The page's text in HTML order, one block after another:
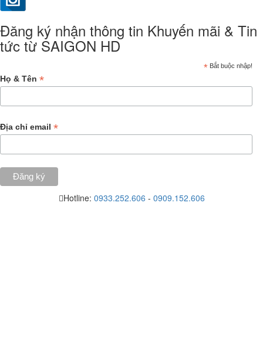
Đăng ký nhận thông tin Khuyến mãi & Tin
tức từ SAIGON HD
* Bắt buộc nhập!
Họ & Tên *
Địa chỉ email *
Hotline: 0933.252.606 - 0909.152.606